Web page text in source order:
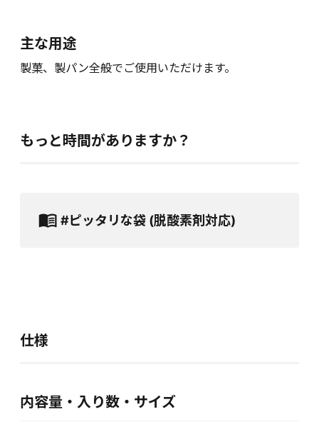
主な用途
製菓、製パン全般でご使用いただけます。
もっと時間がありますか？
#ピッタリな袋 (脱酸素剤対応)
仕様
内容量・入り数・サイズ